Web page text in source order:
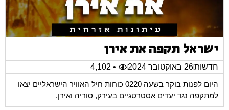
ישראל תקפה את אירן
חדשות26 באוקטובר 2024
• 4,102
היום לפנות בוקר בשעה 0220 כוחות חיל האוויר הישראליים יצאו
למתקפה נגד יעדים אסטרטגיים בעירק, סוריה ואירן.